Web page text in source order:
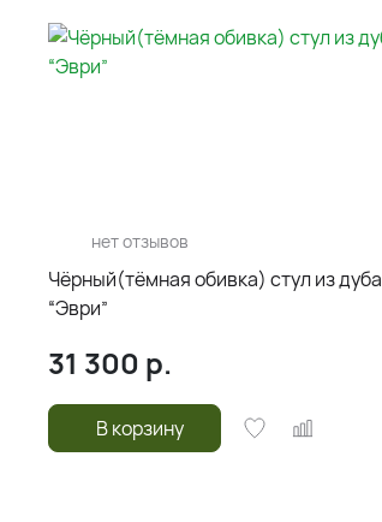
нет отзывов
Чёрный(тёмная обивка) стул из дуба
“Эври”
31 300 р.
В корзину